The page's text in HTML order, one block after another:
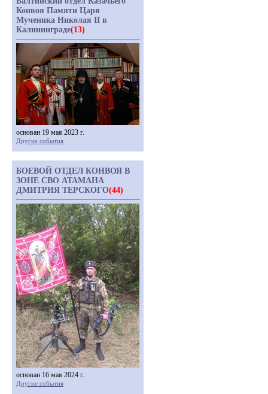
Конвоя Памяти Царя
Мученика Николая II в
Калининграде(13)
основан 19 мая 2023 г.
Другие события
БОЕВОЙ ОТДЕЛ КОНВОЯ В
ЗОНЕ СВО АТАМАНА
ДМИТРИЯ ТЕРСКОГО(44)
основан 16 мая 2024 г.
Другие события